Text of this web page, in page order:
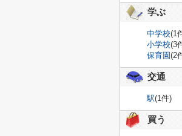
学ぶ
中学校(1
小学校(3
保育園(2
交通
駅(1件)
買う